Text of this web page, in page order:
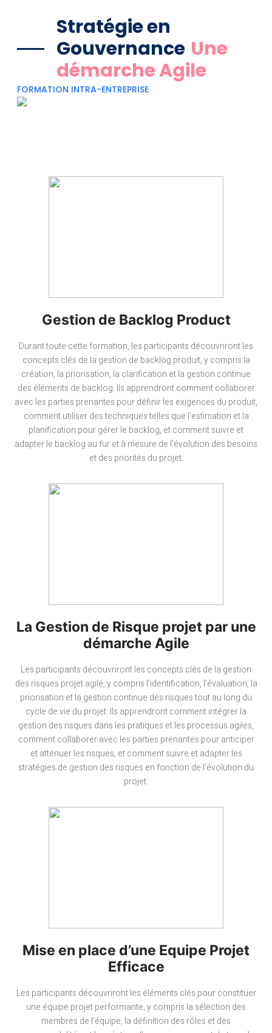
Stratégie en
Gouvernance Une
démarche Agile
FORMATION INTRA-ENTREPRISE
Gestion de Backlog Product
Durant toute cette formation, les participants découvriront les
concepts clés de la gestion de backlog produit, y compris la
création, la priorisation, la clarification et la gestion continue
des éléments de backlog. Ils apprendront comment collaborer
avec les parties prenantes pour définir les exigences du produit,
comment utiliser des techniques telles que l’estimation et la
planification pour gérer le backlog, et comment suivre et
adapter le backlog au fur et à mesure de l’évolution des besoins
et des priorités du projet.
La Gestion de Risque projet par une
démarche Agile
Les participants découvriront les concepts clés de la gestion
des risques projet agile, y compris l’identification, l’évaluation, la
priorisation et la gestion continue des risques tout au long du
cycle de vie du projet. Ils apprendront comment intégrer la
gestion des risques dans les pratiques et les processus agiles,
comment collaborer avec les parties prenantes pour anticiper
et atténuer les risques, et comment suivre et adapter les
stratégies de gestion des risques en fonction de l’évolution du
projet.
Mise en place d’une Equipe Projet
Efficace
Les participants découvriront les éléments clés pour constituer
une équipe projet performante, y compris la sélection des
membres de l’équipe, la définition des rôles et des